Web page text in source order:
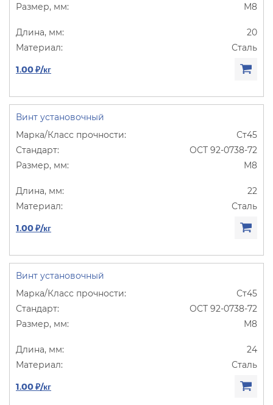
М8
20
Сталь
1.00 ₽/кг
Винт установочный
Ст45
ОСТ 92-0738-72
М8
22
Сталь
1.00 ₽/кг
Винт установочный
Ст45
ОСТ 92-0738-72
М8
24
Сталь
1.00 ₽/кг